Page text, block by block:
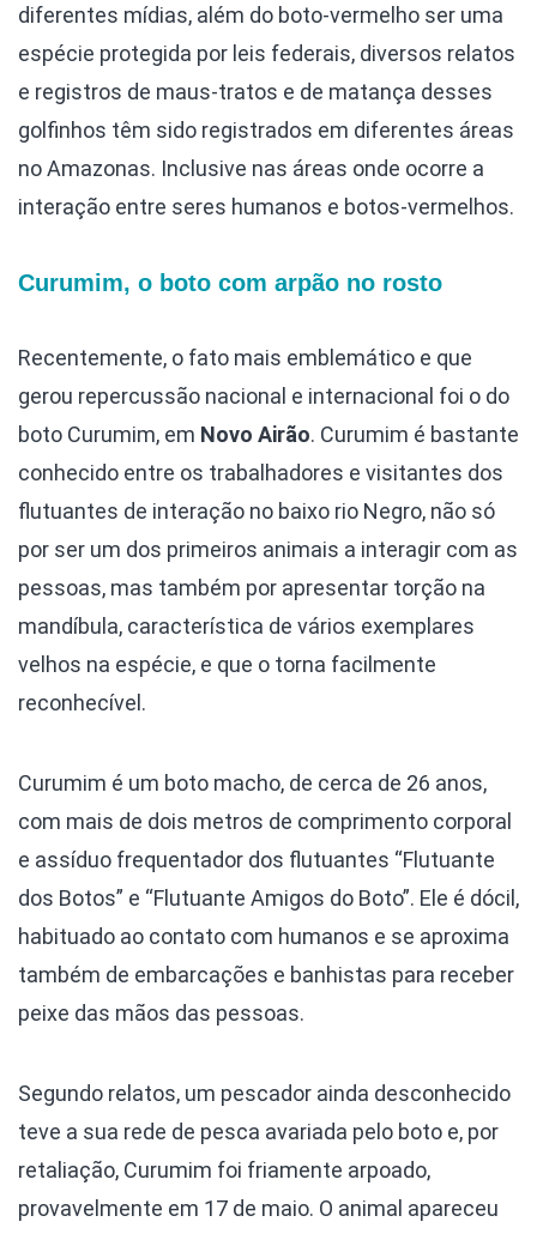
diferentes mídias, além do boto-vermelho ser uma
espécie protegida por leis federais, diversos relatos
e registros de maus-tratos e de matança desses
golfinhos têm sido registrados em diferentes áreas
no Amazonas. Inclusive nas áreas onde ocorre a
interação entre seres humanos e botos-vermelhos.
Curumim, o boto com arpão no rosto
Recentemente, o fato mais emblemático e que
gerou repercussão nacional e internacional foi o do
boto Curumim, em Novo Airão. Curumim é bastante
conhecido entre os trabalhadores e visitantes dos
flutuantes de interação no baixo rio Negro, não só
por ser um dos primeiros animais a interagir com as
pessoas, mas também por apresentar torção na
mandíbula, característica de vários exemplares
velhos na espécie, e que o torna facilmente
reconhecível.
Curumim é um boto macho, de cerca de 26 anos,
com mais de dois metros de comprimento corporal
e assíduo frequentador dos flutuantes “Flutuante
dos Botos” e “Flutuante Amigos do Boto”. Ele é dócil,
habituado ao contato com humanos e se aproxima
também de embarcações e banhistas para receber
peixe das mãos das pessoas.
Segundo relatos, um pescador ainda desconhecido
teve a sua rede de pesca avariada pelo boto e, por
retaliação, Curumim foi friamente arpoado,
provavelmente em 17 de maio. O animal apareceu